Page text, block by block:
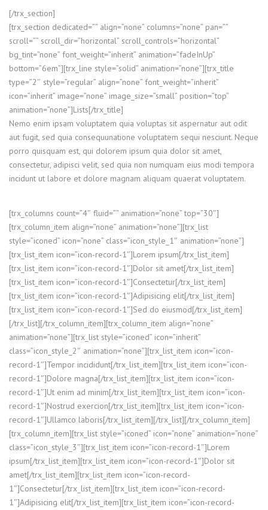
[/trx_section]
[trx_section dedicated=”” align=”none” columns=”none” pan=””
scroll=”” scroll_dir=”horizontal” scroll_controls=”horizontal”
bg_tint=”none” font_weight=”inherit” animation=”fadeInUp”
bottom=”6em”][trx_line style=”solid” animation=”none”][trx_title
type=”2″ style=”regular” align=”none” font_weight=”inherit”
icon=”inherit” image=”none” image_size=”small” position=”top”
animation=”none”]Lists[/trx_title]
Nemo enim ipsam voluptatem quia voluptas sit aspernatur aut odit
aut fugit, sed quia consequunatione voluptatem sequi nesciunt. Neque
porro quisquam est, qui dolorem ipsum quia dolor sit amet,
consectetur, adipisci velit, sed quia non numquam eius modi tempora
incidunt ut labore et dolore magnam aliquam quaerat voluptatem.
[trx_columns count=”4″ fluid=”” animation=”none” top=”30″]
[trx_column_item align=”none” animation=”none”][trx_list
style=”iconed” icon=”none” class=”icon_style_1″ animation=”none”]
[trx_list_item icon=”icon-record-1″]Lorem ipsum[/trx_list_item]
[trx_list_item icon=”icon-record-1″]Dolor sit amet[/trx_list_item]
[trx_list_item icon=”icon-record-1″]Consectetur[/trx_list_item]
[trx_list_item icon=”icon-record-1″]Adipisicing elit[/trx_list_item]
[trx_list_item icon=”icon-record-1″]Sed do eiusmod[/trx_list_item]
[/trx_list][/trx_column_item][trx_column_item align=”none”
animation=”none”][trx_list style=”iconed” icon=”inherit”
class=”icon_style_2″ animation=”none”][trx_list_item icon=”icon-
record-1″]Tempor incididunt[/trx_list_item][trx_list_item icon=”icon-
record-1″]Dolore magna[/trx_list_item][trx_list_item icon=”icon-
record-1″]Ut enim ad minim[/trx_list_item][trx_list_item icon=”icon-
record-1″]Nostrud exercion[/trx_list_item][trx_list_item icon=”icon-
record-1″]Ullamco laboris[/trx_list_item][/trx_list][/trx_column_item]
[trx_column_item][trx_list style=”iconed” icon=”none” animation=”none”
class=”icon_style_3″][trx_list_item icon=”icon-record-1″]Lorem
ipsum[/trx_list_item][trx_list_item icon=”icon-record-1″]Dolor sit
amet[/trx_list_item][trx_list_item icon=”icon-record-
1″]Consectetur[/trx_list_item][trx_list_item icon=”icon-record-
1″]Adipisicing elit[/trx_list_item][trx_list_item icon=”icon-record-